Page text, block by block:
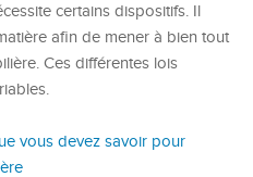
certains dispositifs. Il
afin de mener à bien tout
Ces différentes lois
vous devez savoir pour